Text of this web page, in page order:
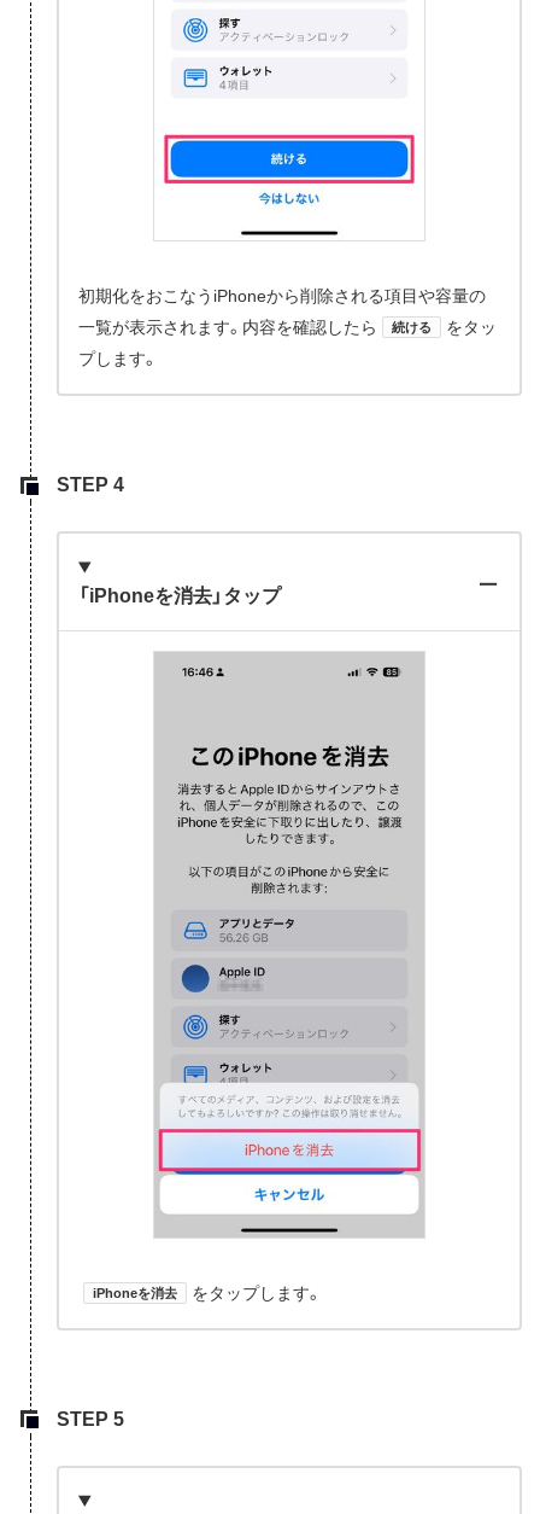
初期化をおこなうiPhoneから削除される項目や容量の
一覧が表示されます。内容を確認したら
続ける
をタッ
プします。
「iPhoneを消去」タップ
iPhoneを消去 をタップします。